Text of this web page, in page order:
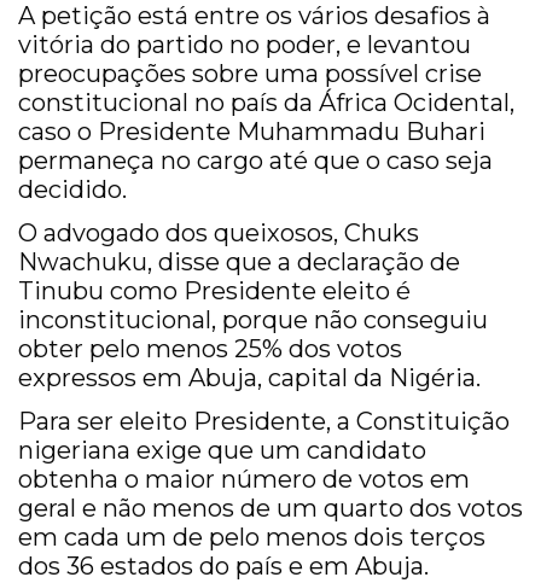
A petição está entre os vários desafios à
vitória do partido no poder, e levantou
preocupações sobre uma possível crise
constitucional no país da África Ocidental,
caso o Presidente Muhammadu Buhari
permaneça no cargo até que o caso seja
decidido.
O advogado dos queixosos, Chuks
Nwachuku, disse que a declaração de
Tinubu como Presidente eleito é
inconstitucional, porque não conseguiu
obter pelo menos 25% dos votos
expressos em Abuja, capital da Nigéria.
Para ser eleito Presidente, a Constituição
nigeriana exige que um candidato
obtenha o maior número de votos em
geral e não menos de um quarto dos votos
em cada um de pelo menos dois terços
dos 36 estados do país e em Abuja.